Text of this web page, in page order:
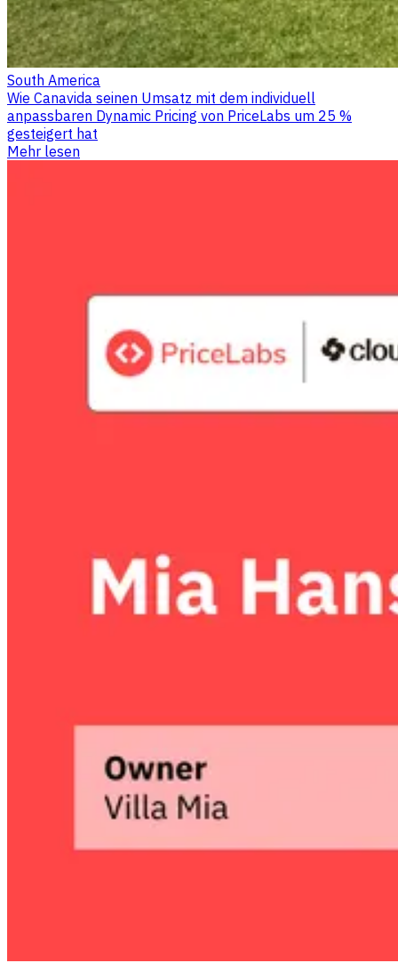
South America
Wie Canavida seinen Umsatz mit dem individuell
anpassbaren Dynamic Pricing von PriceLabs um 25 %
gesteigert hat
Mehr lesen